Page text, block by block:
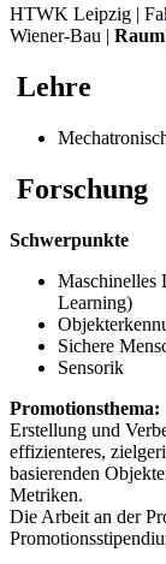
HTWK Leipzig |
Wiener-Bau | Raum
Lehre
Forschung
Schwerpunkte
Maschinelles
Learning)
Sichere
Sensorik
Promotionsthema:
Erstellung und
effizienteres,
basierenden
Metriken.
Die Arbeit an der